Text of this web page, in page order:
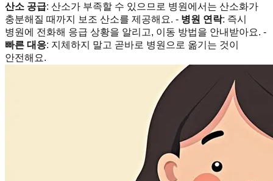
산소 공급: 산소가 부족할 수 있으므로 병원에서는 산소화가
충분해질 때까지 보조 산소를 제공해요. - 병원 연락: 즉시
병원에 전화해 응급 상황을 알리고, 이동 방법을 안내받아요. -
빠른 대응: 지체하지 말고 곧바로 병원으로 옮기는 것이
안전해요.